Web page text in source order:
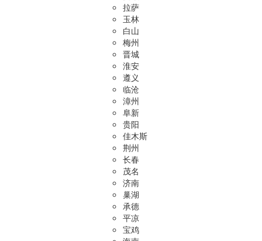
拉萨
玉林
白山
梅州
晋城
淮安
遵义
临沧
漳州
阜新
贵阳
佳木斯
荆州
长春
茂名
济南
巢湖
承德
平凉
宝鸡